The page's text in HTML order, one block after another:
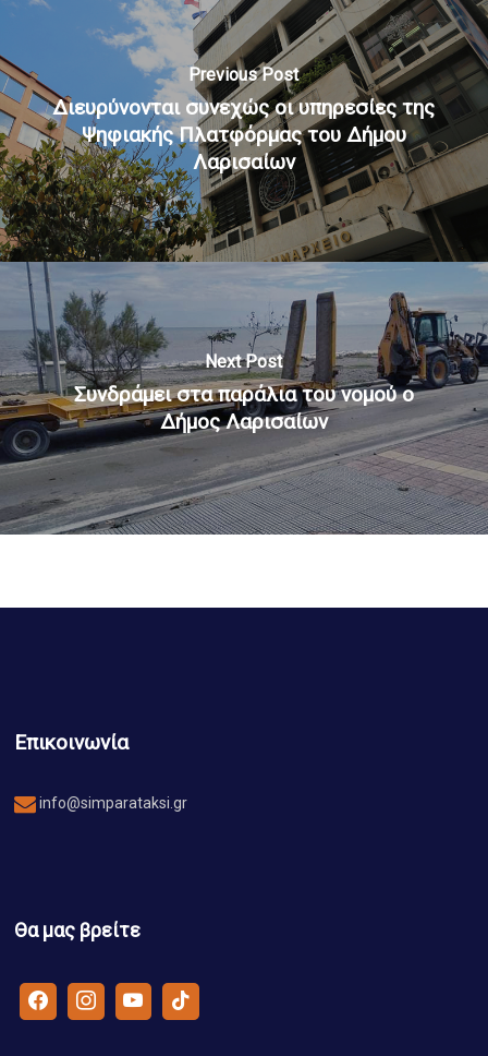
Previous Post
Διευρύνονται συνεχώς οι υπηρεσίες της
Ψηφιακής Πλατφόρμας του Δήμου
Λαρισαίων
Next Post
Συνδράμει στα παράλια του νομού ο
Δήμος Λαρισαίων
Επικοινωνία
info@simparataksi.gr
Θα μας βρείτε